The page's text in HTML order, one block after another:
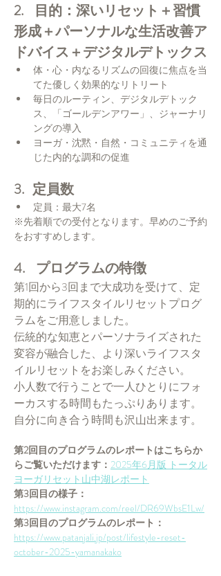
2.    目的：深いリセット＋習慣
形成＋パーソナルな生活改善ア
ドバイス＋デジタルデトックス
体・心・内なるリズムの回復に焦点を当
てた優しく効果的なリトリート
毎日のルーティン、デジタルデトック
ス、「ゴールデンアワー」、ジャーナリ
ングの導入
ヨーガ・沈黙・自然・コミュニティを通
じた内的な調和の促進
3.   定員数
定員：最大7名
※先着順での受付となります。早めのご予約
をおすすめします。
4.    プログラムの特徴
第1回から3回まで大成功を受けて、定
期的にライフスタイルリセットプログ
ラムをご用意しました。
伝統的な知恵とパーソナライズされた
変容が融合した、より深いライフスタ
イルリセットをお楽しみください。
小人数で行うことで一人ひとりにフォ
ーカスする時間もたっぷりあります。
自分に向き合う時間も沢山出来ます。
第2回目のプログラムのレポートはこちらか
らご覧いただけます： 2025年6月版 トータル
ヨーガリセット山中湖レポート
第3回目の様子：
https://www.instagram.com/reel/DR69WbsE1Lw/
第3回目のプログラムのレポート：
https://www.patanjali.jp/post/lifestyle-reset-
october-2025-yamanakako